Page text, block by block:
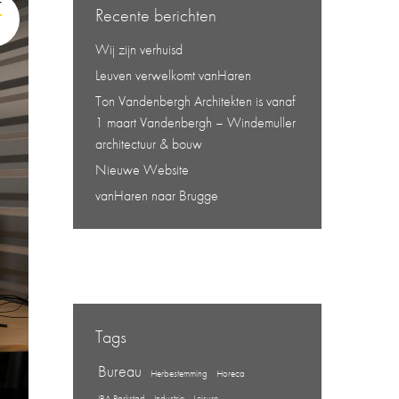
Recente berichten
Wij zijn verhuisd
Leuven verwelkomt vanHaren
Ton Vandenbergh Architekten is vanaf
1 maart Vandenbergh – Windemuller
architectuur & bouw
Nieuwe Website
vanHaren naar Brugge
Tags
Bureau Herbestemming Horeca